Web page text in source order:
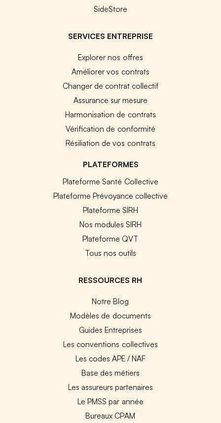
SideStore
SERVICES ENTREPRISE
Explorer nos offres
Améliorer vos contrats
Changer de contrat collectif
Assurance sur mesure
Harmonisation de contrats
Vérification de conformité
Résiliation de vos contrats
PLATEFORMES
Plateforme Santé Collective
Plateforme Prévoyance collective
Plateforme SIRH
Nos modules SIRH
Plateforme QVT
Tous nos outils
RESSOURCES RH
Notre Blog
Modèles de documents
Guides Entreprises
Les conventions collectives
Les codes APE / NAF
Base des métiers
Les assureurs partenaires
Le PMSS par année
Bureaux CPAM